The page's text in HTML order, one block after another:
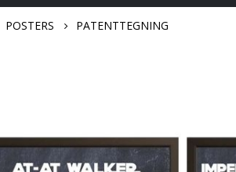
POSTERS
PATENTTEGNING